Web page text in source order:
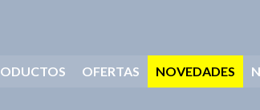
OFERTAS NOVEDADES